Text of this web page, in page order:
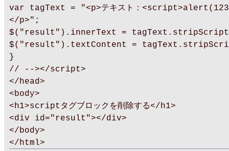
var tagText = "<p>テキスト：
</p>";
$("result").innerText =
$("result").textContent =
}
// --></script>
</head>
<body>
<h1>scriptタグブロックを削除する</h1>
<div id="result"></div>
</body>
</html>